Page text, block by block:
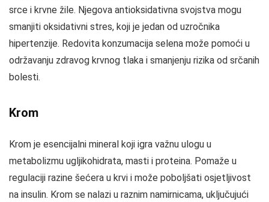
srce i krvne žile. Njegova antioksidativna svojstva mogu
smanjiti oksidativni stres, koji je jedan od uzročnika
hipertenzije. Redovita konzumacija selena može pomoći u
održavanju zdravog krvnog tlaka i smanjenju rizika od srčanih
bolesti.
Krom
Krom je esencijalni mineral koji igra važnu ulogu u
metabolizmu ugljikohidrata, masti i proteina. Pomaže u
regulaciji razine šećera u krvi i može poboljšati osjetljivost
na insulin. Krom se nalazi u raznim namirnicama, uključujući